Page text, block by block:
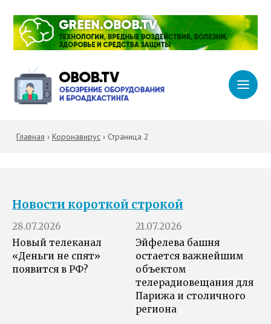
Главная › Коронавирус› Страница 2
Новости короткой строкой
28.07.2026
Новый телеканал
«Деньги не спят»
появится в РФ?
21.07.2026
Эйфелева башня
остается важнейшим
объектом
телерадиовещания для
Парижа и столичного
региона